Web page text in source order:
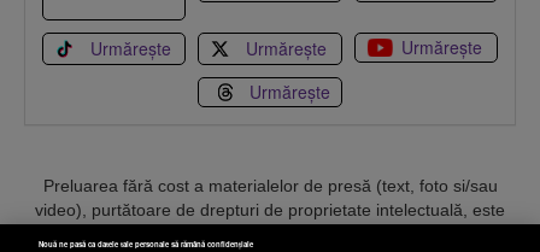
Urmărește Urmărește
Urmărește
Urmărește
Preluarea fără cost a materialelor de presă (text, foto si/sau
video), purtătoare de drepturi de proprietate intelectuală, este
Nouă ne pasă ca datele tale personale să rămână confidențiale